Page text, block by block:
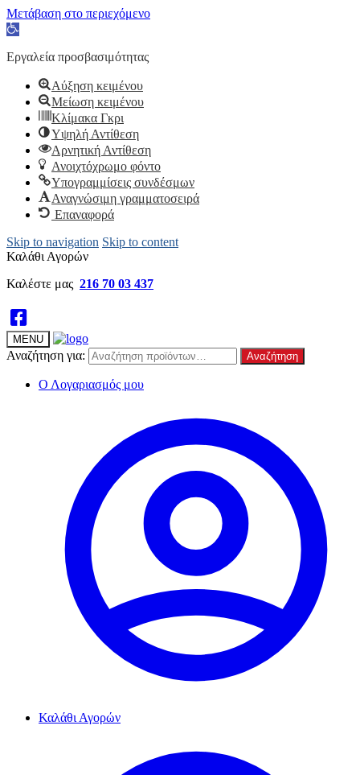
Μετάβαση στο περιεχόμενο
Ανοίξτε
γραμμή
Εργαλεία προσβασιμότητας
Αύξηση κειμένου
Μείωση κειμένου
Κλίμακα Γκρι
Υψηλή Αντίθεση
Αρνητική Αντίθεση
Ανοιχτόχρωμο φόντο
Υπογραμμίσεις συνδέσμων
Αναγνώσιμη γραμματοσειρά
Επαναφορά
Skip to navigation Skip to content
Καλάθι Αγορών
Καλέστε μας 216 70 03 437
MENU
Αναζήτηση για: Αναζήτηση
Ο Λογαριασμός μου
Καλάθι Αγορών